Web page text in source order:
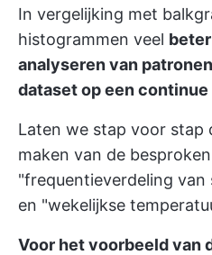
In vergelijking met
histogrammen veel
analyseren van
dataset op een continue
Laten we stap voor stap
maken van de
"frequentieverdeling
en "wekelijkse
Voor het voorbeeld van